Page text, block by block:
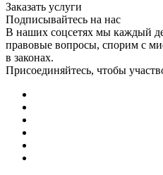
Заказать услуги
Подписывайтесь на нас
В наших соцсетях мы каждый
правовые вопросы, спорим с
в законах.
Присоединяйтесь, чтобы